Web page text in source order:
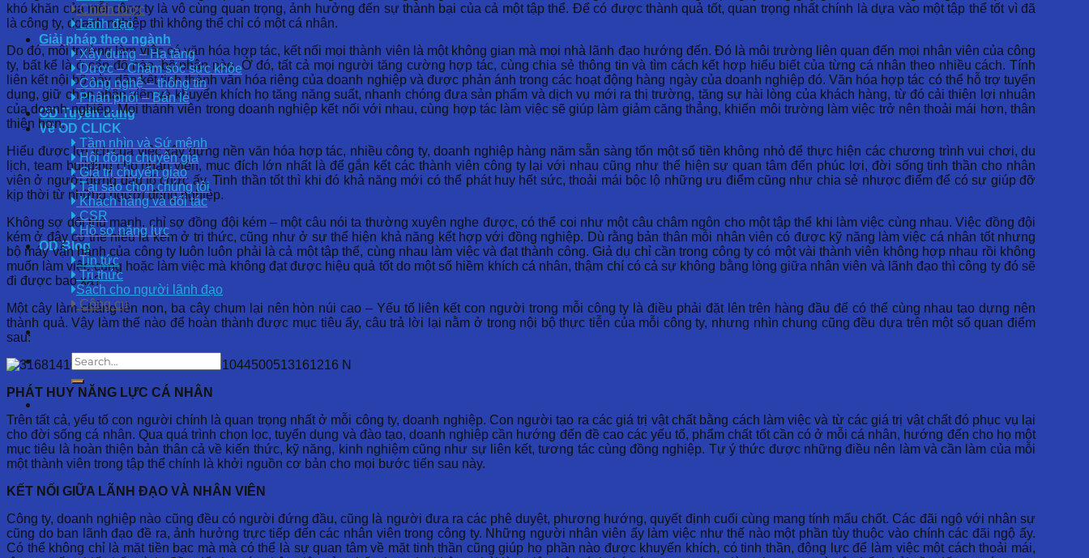
Chiến lược
Lãnh đạo
Giải pháp theo ngành
Xây dựng – Hạ tầng
Dược – Chăm sóc sức khỏe
Công nghệ – thông tin
Phân phối – Bán lẻ
OD Tuyển dụng
Về OD CLICK
Tầm nhìn và Sứ mệnh
Hội đồng chuyên gia
Giá trị chuyển giao
Tại sao chọn chúng tôi
Khách hàng và đối tác
CSR
Hồ sơ năng lực
OD Blog
Tin tức
Tri thức
Sách cho người lãnh đạo
Công cụ
khó khăn của mỗi công ty là vô cùng quan trọng, ảnh hưởng đến sự thành bại của cả một tập thể. Để có được thành quả tốt, quan trọng nhất chính là dựa vào một tập thể tốt vì đã
là công ty, doanh nghiệp thì không thể chỉ có một cá nhân.
Do đó, môi trường làm việc có văn hóa hợp tác, kết nối mọi thành viên là một không gian mà mọi nhà lãnh đạo hướng đến. Đó là môi trường liên quan đến mọi nhân viên của công
ty, bất kể là ở cấp độ nào, bộ phận nào. Ở đó, tất cả mọi người tăng cường hợp tác, cùng chia sẻ thông tin và tìm cách kết hợp hiểu biết của từng cá nhân theo nhiều cách. Tính
liên kết nội bộ này dần kết tinh thành văn hóa riêng của doanh nghiệp và được phản ánh trong các hoạt động hàng ngày của doanh nghiệp đó. Văn hóa hợp tác có thể hỗ trợ tuyển
dụng, giữ chân nhân viên và khuyến khích họ tăng năng suất, nhanh chóng đưa sản phẩm và dịch vụ mới ra thị trường, tăng sự hài lòng của khách hàng, từ đó cải thiện lợi nhuận
của doanh nghiệp. Mọi thành viên trong doanh nghiệp kết nối với nhau, cùng hợp tác làm việc sẽ giúp làm giảm căng thẳng, khiến môi trường làm việc trở nên thoải mái hơn, thân
thiện hơn.
Hiểu được lợi ích của việc xây dựng nền văn hóa hợp tác, nhiều công ty, doanh nghiệp hàng năm sẵn sàng tốn một số tiền không nhỏ để thực hiện các chương trình vui chơi, du
lịch, team building cho nhân viên, mục đích lớn nhất là để gắn kết các thành viên công ty lại với nhau cũng như thể hiện sự quan tâm đến phúc lợi, đời sống tinh thần cho nhân
viên ở người đứng đầu tổ chức ấy. Tinh thần tốt thì khi đó khả năng mới có thể phát huy hết sức, thoải mái bộc lộ những ưu điểm cũng như chia sẻ nhược điểm để có sự giúp đỡ
kịp thời từ những người đồng nghiệp.
Không sợ đối thủ mạnh, chỉ sợ đồng đội kém – một câu nói ta thường xuyên nghe được, có thể coi như một câu châm ngôn cho một tập thể khi làm việc cùng nhau. Việc đồng đội
kém ở đây có thể hiểu là kém ở tri thức, cũng như ở sự thể hiện khả năng kết hợp với đồng nghiệp. Dù rằng bản thân mỗi nhân viên có được kỹ năng làm việc cá nhân tốt nhưng
bộ máy vận hành của công ty luôn luôn phải là cả một tập thể, cùng nhau làm việc và đạt thành công. Giả dụ chỉ cần trong công ty có một vài thành viên không hợp nhau rồi không
muốn làm việc cùng hoặc làm việc mà không đạt được hiệu quả tốt do một số hiềm khích cá nhân, thậm chí có cả sự không bằng lòng giữa nhân viên và lãnh đạo thì công ty đó sẽ
đi được bao xa?
Một cây làm chẳng lên non, ba cây chụm lại nên hòn núi cao – Yếu tố liên kết con người trong mỗi công ty là điều phải đặt lên trên hàng đầu để có thể cùng nhau tạo dựng nên
thành quả. Vậy làm thế nào để hoàn thành được mục tiêu ấy, câu trả lời lại nằm ở trong nội bộ thực tiễn của mỗi công ty, nhưng nhìn chung cũng đều dựa trên một số quan điểm
sau:
PHÁT HUY NĂNG LỰC CÁ NHÂN
Trên tất cả, yếu tố con người chính là quan trọng nhất ở mỗi công ty, doanh nghiệp. Con người tạo ra các giá trị vật chất bằng cách làm việc và từ các giá trị vật chất đó phục vụ lại
cho đời sống cá nhân. Qua quá trình chọn lọc, tuyển dụng và đào tạo, doanh nghiệp cần hướng đến đề cao các yếu tố, phẩm chất tốt cần có ở mỗi cá nhân, hướng đến cho họ một
mục tiêu là hoàn thiện bản thân cả về kiến thức, kỹ năng, kinh nghiệm cũng như sự liên kết, tương tác cùng đồng nghiệp. Tự ý thức được những điều nên làm và cần làm của mỗi
một thành viên trong tập thể chính là khởi nguồn cơ bản cho mọi bước tiến sau này.
KẾT NỐI GIỮA LÃNH ĐẠO VÀ NHÂN VIÊN
Công ty, doanh nghiệp nào cũng đều có người đứng đầu, cũng là người đưa ra các phê duyệt, phương hướng, quyết định cuối cùng mang tính mấu chốt. Các đãi ngộ với nhân sự
cũng do ban lãnh đạo đề ra, ảnh hưởng trực tiếp đến các nhân viên trong công ty. Những người nhân viên ấy làm việc như thế nào một phần tùy thuộc vào chính các đãi ngộ ấy.
Có thể không chỉ là mặt tiền bạc mà mà có thể là sự quan tâm về mặt tinh thần cũng giúp họ phần nào được khuyến khích, có tinh thần, động lực để làm việc một cách thoải mái,